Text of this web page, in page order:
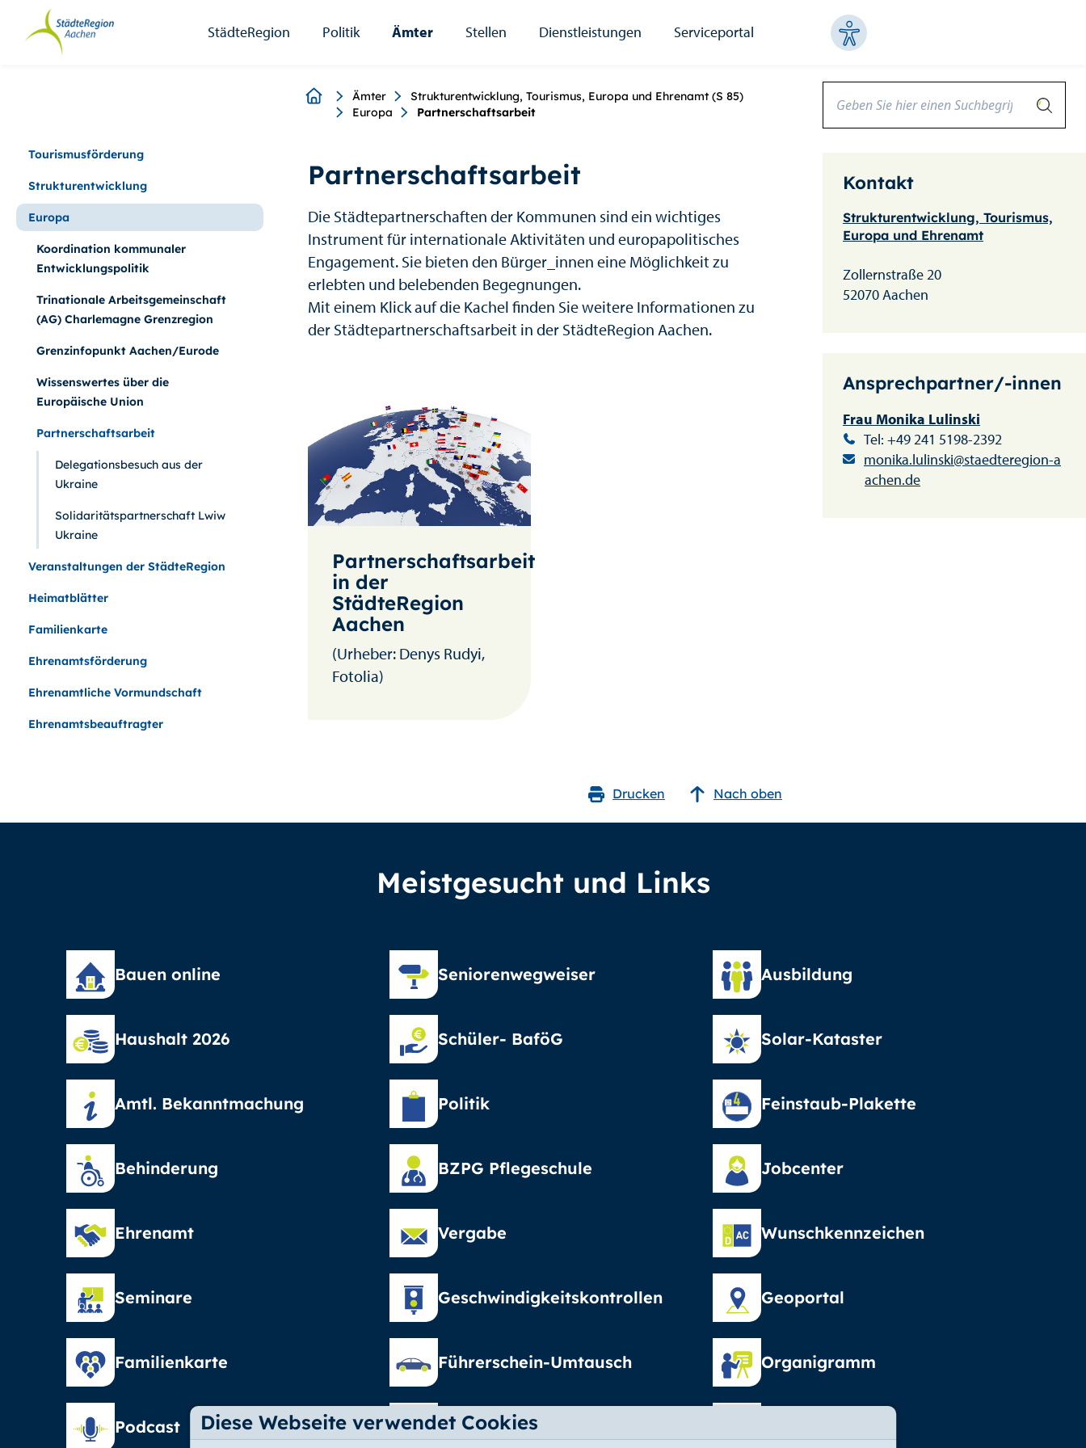
Diese Webseite verwendet Cookies
Seiteninhalt.
Hauptnavigation.
StädteRegion
StädteRegion Politik Ämter Stellen Dienstleistungen Serviceportal
Breadcrumb
Ämter
Strukturentwicklung, Tourismus, Europa und Ehrenamt (S 85)
Europa
Partnerschaftsarbeit
Tourismusförderung
Strukturentwicklung
Europa
Koordination kommunaler
Entwicklungspolitik
Trinationale Arbeitsgemeinschaft
(AG) Charlemagne Grenzregion
Grenzinfopunkt Aachen/Eurode
Wissenswertes über die
Europäische Union
Partnerschaftsarbeit
Delegationsbesuch aus der
Ukraine
Solidaritätspartnerschaft Lwiw
Ukraine
Veranstaltungen der StädteRegion
Heimatblätter
Familienkarte
Ehrenamtsförderung
Ehrenamtliche Vormundschaft
Ehrenamtsbeauftragter
Partnerschaftsarbeit
Die Städtepartnerschaften der Kommunen sind ein wichtiges
Instrument für internationale Aktivitäten und europapolitisches
Engagement. Sie bieten den Bürger_innen eine Möglichkeit zu
erlebten und belebenden Begegnungen.
Mit einem Klick auf die Kachel finden Sie weitere Informationen zu
der Städtepartnerschaftsarbeit in der StädteRegion Aachen.
Partnerschaftsarbeit
in der
StädteRegion
Aachen
(Urheber: Denys Rudyi,
Fotolia)
Nach oben
Drucken
Kontakt
Strukturentwicklung, Tourismus,
Europa und Ehrenamt
Zollernstraße 20
52070 Aachen
Ansprechpartner/-innen
Frau Monika Lulinski
Tel: +49 241 5198-2392
monika.lulinski@staedteregion-a
achen.de
Meistgesucht und Links
Bauen online Seniorenwegweiser Ausbildung
Haushalt 2026 Schüler- BaföG Solar-Kataster
Amtl. Bekanntmachung Politik Feinstaub-Plakette
Behinderung BZPG Pflegeschule Jobcenter
Ehrenamt Vergabe Wunschkennzeichen
Seminare Geschwindigkeitskontrollen Geoportal
Familienkarte Führerschein-Umtausch Organigramm
Podcast Elterngeld